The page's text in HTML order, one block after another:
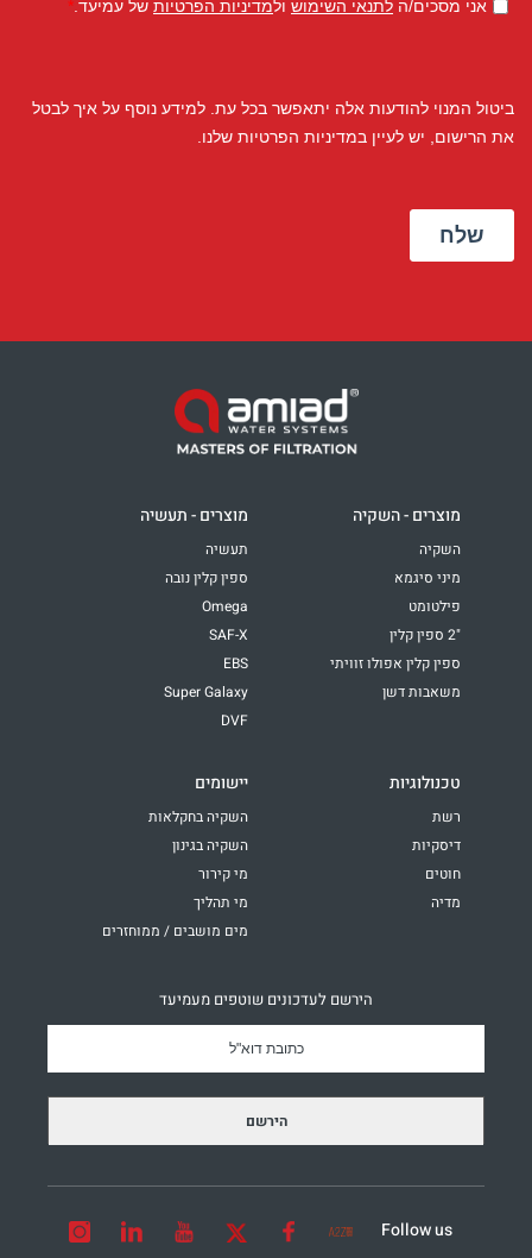
מוצרים - השקיה
השקיה
מיני סיגמא
פילטומט
"2 ספין קלין
ספין קלין אפולו זוויתי
משאבות דשן
מוצרים - תעשיה
תעשיה
ספין קלין נובה
Omega
SAF-X
EBS
Super Galaxy
DVF
טכנולוגיות
רשת
דיסקיות
חוטים
מדיה
יישומים
השקיה בחקלאות
השקיה בגינון
מי קירור
מי תהליך
מים מושבים / ממוחזרים
הירשם לעדכונים שוטפים מעמיעד
Follow us